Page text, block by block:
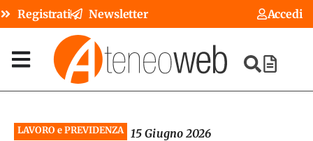
Registrati Newsletter Accedi
LAVORO e PREVIDENZA 15 Giugno 2026